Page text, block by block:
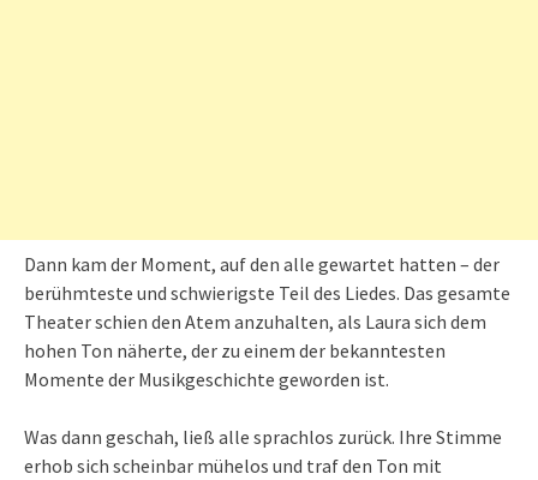
Dann kam der Moment, auf den alle gewartet hatten – der
berühmteste und schwierigste Teil des Liedes. Das gesamte
Theater schien den Atem anzuhalten, als Laura sich dem
hohen Ton näherte, der zu einem der bekanntesten
Momente der Musikgeschichte geworden ist.
Was dann geschah, ließ alle sprachlos zurück. Ihre Stimme
erhob sich scheinbar mühelos und traf den Ton mit